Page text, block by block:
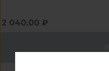
2 040.00 ₽